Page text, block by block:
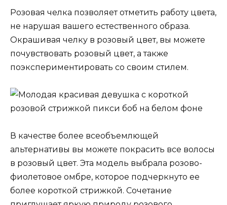
Розовая челка позволяет отметить работу цвета,
не нарушая вашего естественного образа.
Окрашивая челку в розовый цвет, вы можете
почувствовать розовый цвет, а также
поэкспериментировать со своим стилем.
В качестве более всеобъемлющей
альтернативы вы можете покрасить все волосы
в розовый цвет. Эта модель выбрала розово-
фиолетовое омбре, которое подчеркнуто ее
более короткой стрижкой. Сочетание